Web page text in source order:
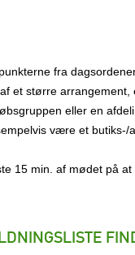
fra
et større arrangement,
eller en
være et butiks-/
15 min. af mødet på